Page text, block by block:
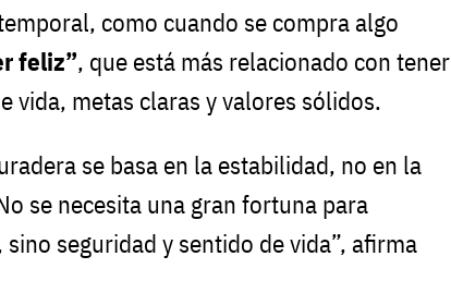
como cuando se compra algo
feliz”, que está más relacionado con tener
vida, metas claras y valores sólidos.
se basa en la estabilidad, no en la
se necesita una gran fortuna para
seguridad y sentido de vida”, afirma